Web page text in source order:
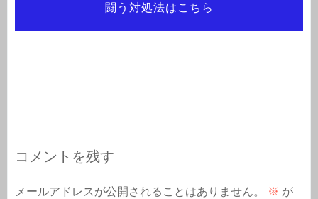
闘う対処法はこちら
コメントを残す
メールアドレスが公開されることはありません。 ※ が